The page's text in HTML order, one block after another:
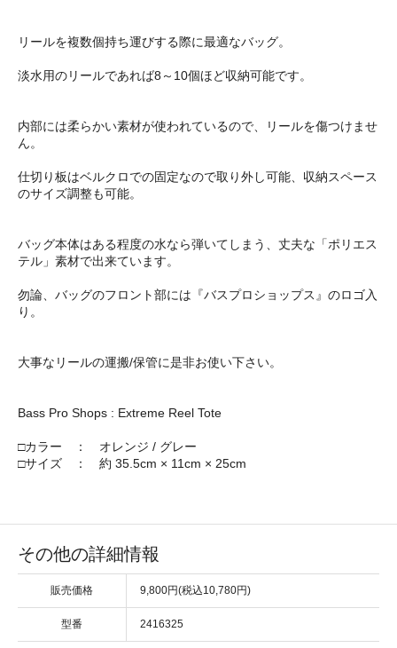
リールを複数個持ち運びする際に最適なバッグ。
淡水用のリールであれば8～10個ほど収納可能です。
内部には柔らかい素材が使われているので、リールを傷つけませ
ん。
仕切り板はベルクロでの固定なので取り外し可能、収納スペース
のサイズ調整も可能。
バッグ本体はある程度の水なら弾いてしまう、丈夫な「ポリエス
テル」素材で出来ています。
勿論、バッグのフロント部には『バスプロショップス』のロゴ入
り。
大事なリールの運搬/保管に是非お使い下さい。
Bass Pro Shops : Extreme Reel Tote
□カラー ： オレンジ / グレー
□サイズ ： 約 35.5cm × 11cm × 25cm
その他の詳細情報
販売価格 9,800円(税込10,780円)
型番 2416325